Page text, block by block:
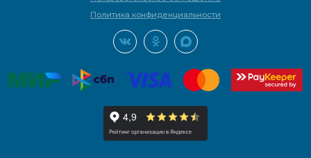
Политика конфиденциальности